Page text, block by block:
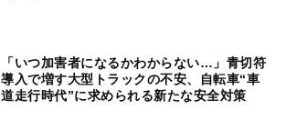
「いつ加害者になるかわからない…」青切符
導入で増す大型トラックの不安、自転車“車
道走行時代”に求められる新たな安全対策